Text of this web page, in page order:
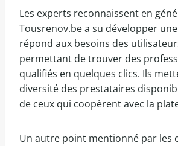
Les experts reconnaissent en
Tousrenov.be a su développer
répond aux besoins des
permettant de trouver des
qualifiés en quelques clics. Ils
diversité des prestataires
de ceux qui coopèrent avec la
Un autre point mentionné par les